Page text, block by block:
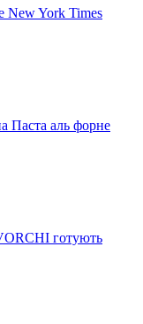
New York Times
Паста аль форне
готують